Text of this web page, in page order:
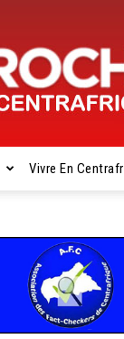
Centrafrique
Vivre En